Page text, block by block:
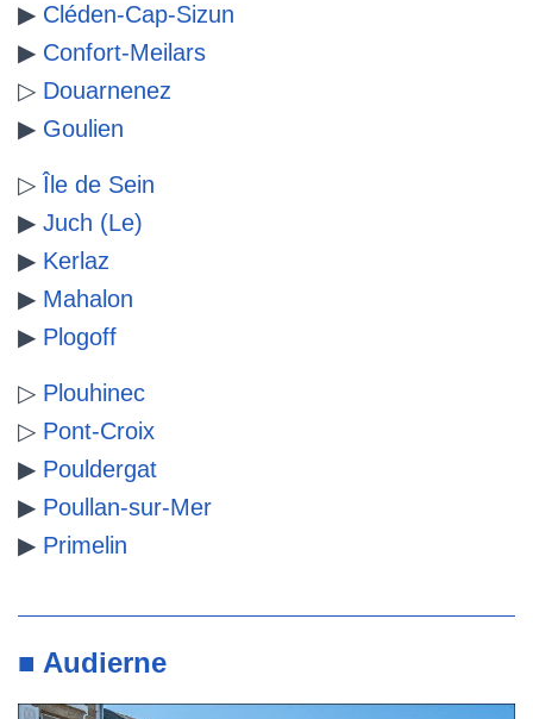
▶ Cléden-Cap-Sizun
▶ Confort-Meilars
▷ Douarnenez
▶ Goulien
▷ Île de Sein
▶ Juch (Le)
▶ Kerlaz
▶ Mahalon
▶ Plogoff
▷ Plouhinec
▷ Pont-Croix
▶ Pouldergat
▶ Poullan-sur-Mer
▶ Primelin
■ Audierne